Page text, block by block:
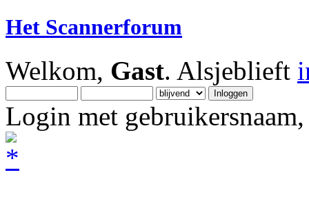
Het Scannerforum
Welkom, Gast. Alsjeblieft
Login met